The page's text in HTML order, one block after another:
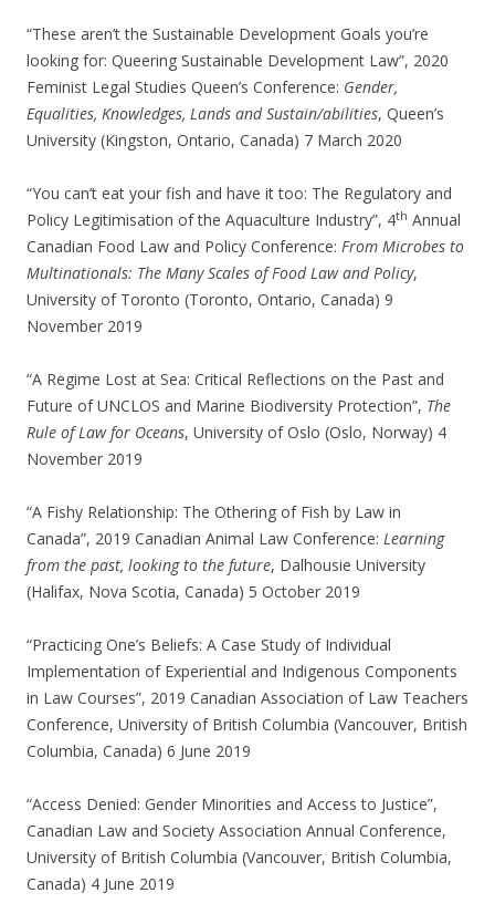
“These aren’t the Sustainable Development Goals you’re
looking for: Queering Sustainable Development Law”, 2020
Feminist Legal Studies Queen’s Conference: Gender,
Equalities, Knowledges, Lands and Sustain/abilities, Queen’s
University (Kingston, Ontario, Canada) 7 March 2020
“You can’t eat your fish and have it too: The Regulatory and
Policy Legitimisation of the Aquaculture Industry”, 4th Annual
Canadian Food Law and Policy Conference: From Microbes to
Multinationals: The Many Scales of Food Law and Policy,
University of Toronto (Toronto, Ontario, Canada) 9
November 2019
“A Regime Lost at Sea: Critical Reflections on the Past and
Future of UNCLOS and Marine Biodiversity Protection”, The
Rule of Law for Oceans, University of Oslo (Oslo, Norway) 4
November 2019
“A Fishy Relationship: The Othering of Fish by Law in
Canada”, 2019 Canadian Animal Law Conference: Learning
from the past, looking to the future, Dalhousie University
(Halifax, Nova Scotia, Canada) 5 October 2019
“Practicing One’s Beliefs: A Case Study of Individual
Implementation of Experiential and Indigenous Components
in Law Courses”, 2019 Canadian Association of Law Teachers
Conference, University of British Columbia (Vancouver, British
Columbia, Canada) 6 June 2019
“Access Denied: Gender Minorities and Access to Justice”,
Canadian Law and Society Association Annual Conference,
University of British Columbia (Vancouver, British Columbia,
Canada) 4 June 2019